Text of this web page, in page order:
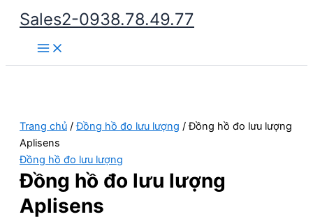
Nhảy
dung
Sales2-0938.78.49.77
Main
Menu
Trang chủ /Đồng hồ đo lưu lượng / Đồng hồ đo lưu lượng
Aplisens
Đồng hồ đo lưu lượng
Đồng hồ đo lưu lượng
Aplisens